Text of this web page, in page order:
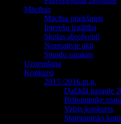
Mācības
Mācību priekšmeti
Interešu izglītība
Skolas absolventi
Normatīvie akti
Stundu saraksts
Uzņemšana
Konkursi
2015./2016.m.g.
Dažādā pasaule
Brīnumpuķe
Valsts konkurss
Starptautisks